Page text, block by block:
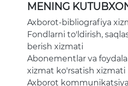
MENING
Axborot-bibliografiya
Fondlarni to'ldirish,
berish xizmati
Abonementlar va
xizmat ko'rsatish xizmati
Axborot